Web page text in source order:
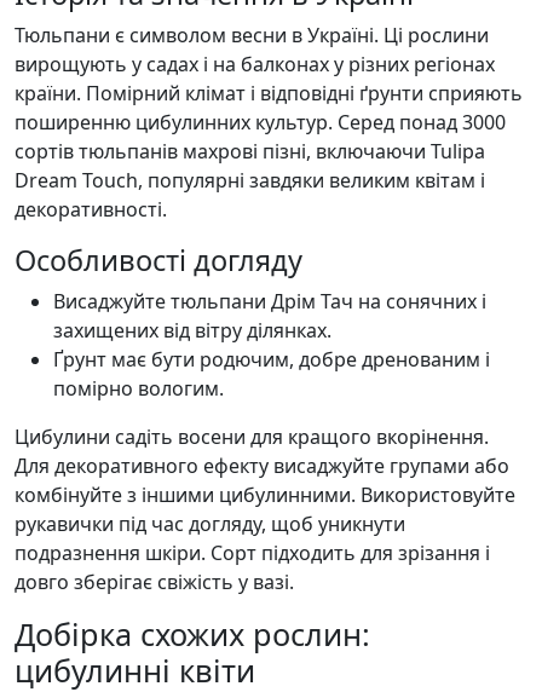
Тюльпани є символом весни в Україні. Ці рослини
вирощують у садах і на балконах у різних регіонах
країни. Помірний клімат і відповідні ґрунти сприяють
поширенню цибулинних культур. Серед понад 3000
сортів тюльпанів махрові пізні, включаючи Tulipa
Dream Touch, популярні завдяки великим квітам і
декоративності.
Особливості догляду
Висаджуйте тюльпани Дрім Тач на сонячних і
захищених від вітру ділянках.
Ґрунт має бути родючим, добре дренованим і
помірно вологим.
Цибулини садіть восени для кращого вкорінення.
Для декоративного ефекту висаджуйте групами або
комбінуйте з іншими цибулинними. Використовуйте
рукавички під час догляду, щоб уникнути
подразнення шкіри. Сорт підходить для зрізання і
довго зберігає свіжість у вазі.
Добірка схожих рослин:
цибулинні квіти